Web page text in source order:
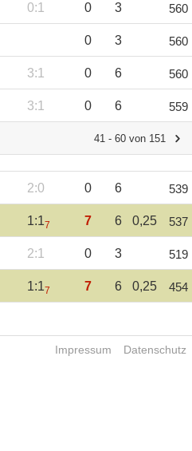
0:1 0 3 560
0 3 560
3:1 0 6 560
3:1 0 6 559
41 - 60 von 151
2:0 0 6 539
1:17 7 6 0,25 537
2:1 0 3 519
1:17 7 6 0,25 454
Impressum Datenschutz